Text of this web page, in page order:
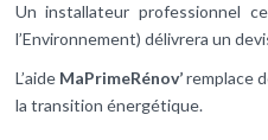
Un installateur professionnel
l’Environnement) délivrera un
L’aide MaPrimeRénov’remplace
la transition énergétique.